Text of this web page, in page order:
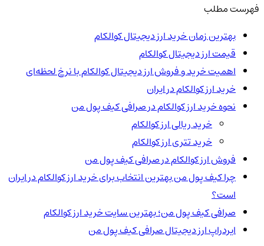
فهرست مطلب
بهترین زمان خرید ارز دیجیتال کوالکام
قیمت ارز دیجیتال کوالکام
اهمیت خرید و فروش ارز دیجیتال کوالکام با نرخ لحظه‌ای
خرید ارز کوالکام در ایران
نحوه خرید ارز کوالکام در صرافی کیف پول من
خرید ریالی ارز کوالکام
خرید تتری ارز کوالکام
فروش ارز کوالکام در صرافی کیف پول من
چرا کیف پول من بهترین انتخاب برای خرید ارز کوالکام در ایران
است؟
صرافی کیف پول من؛ بهترین سایت خرید ارز کوالکام
ایردراپ ارز دیجیتال صرافی کیف پول من